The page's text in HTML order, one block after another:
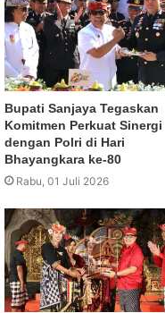
Bupati Sanjaya Tegaskan
Komitmen Perkuat Sinergi
dengan Polri di Hari
Bhayangkara ke-80
Rabu, 01 Juli 2026